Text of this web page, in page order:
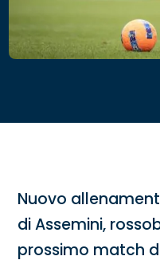
Nuovo
di Assemini,
prossimo match